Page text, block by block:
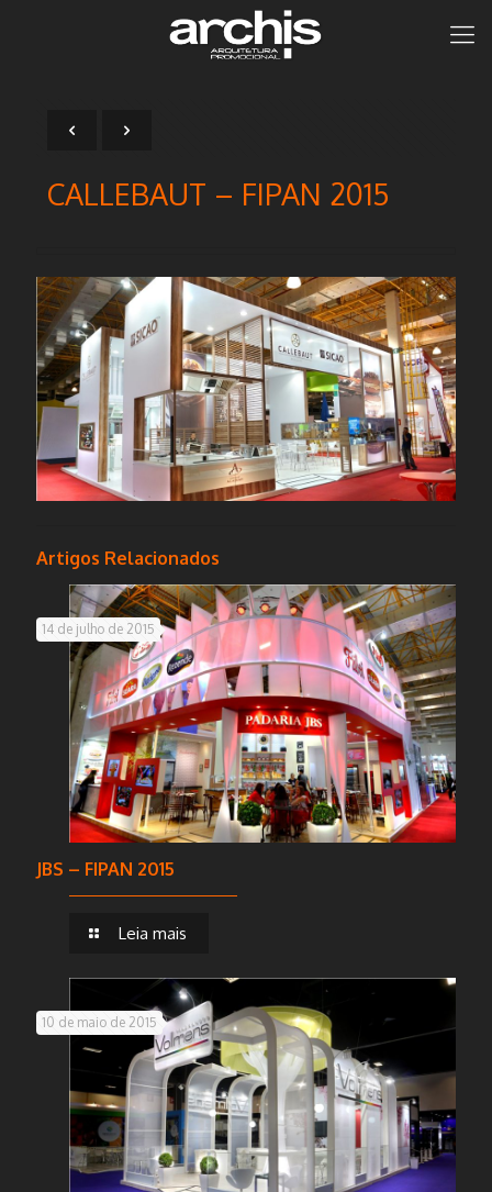
CALLEBAUT – FIPAN 2015
Artigos Relacionados
14 de julho de 2015
JBS – FIPAN 2015
Leia mais
10 de maio de 2015